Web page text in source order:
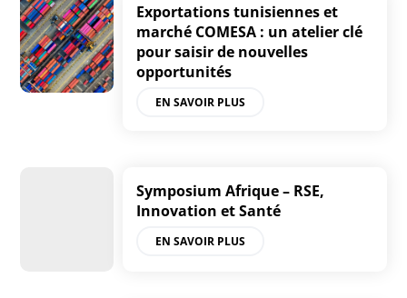
Exportations tunisiennes et
marché COMESA : un atelier clé
pour saisir de nouvelles
opportunités
EN SAVOIR PLUS
Symposium Afrique – RSE,
Innovation et Santé
EN SAVOIR PLUS